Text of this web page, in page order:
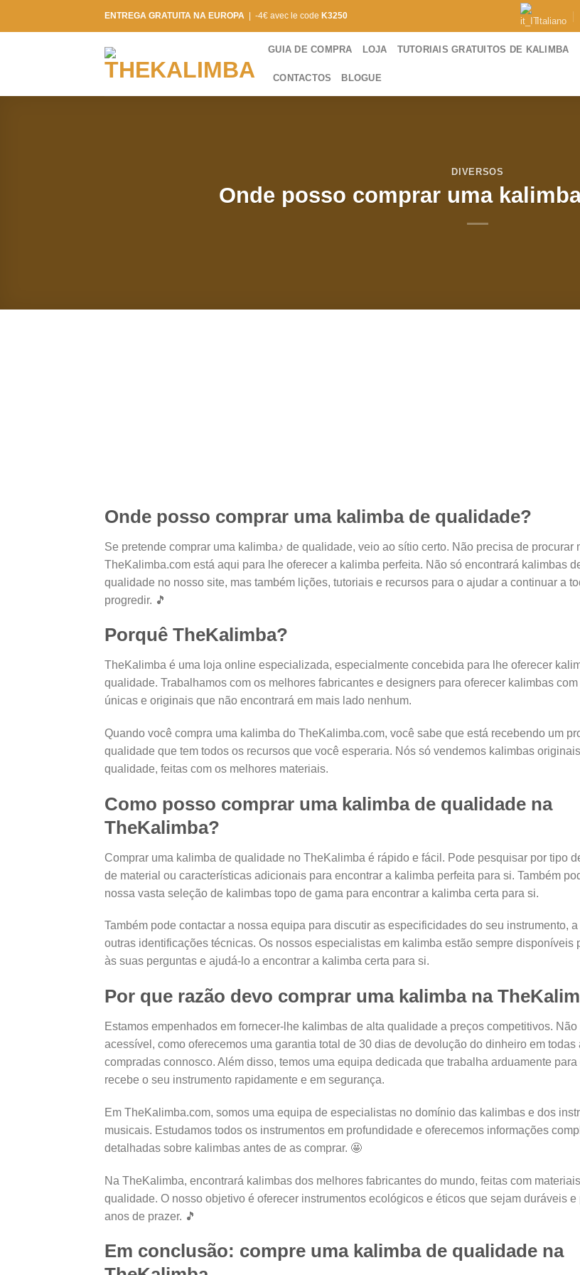
ENTREGA GRATUITA NA EUROPA | -4€ avec le code K3250 Italiano
GUIA DE COMPRA LOJA TUTORIAIS GRATUITOS DE KALIMBA
CONTACTOS BLOGUE
DIVERSOS
Onde posso comprar uma
Onde posso comprar uma kalimba de qualidade?
Se pretende comprar uma kalimba♪ de qualidade, veio ao sítio certo. Não precisa de procurar
TheKalimba.com está aqui para lhe oferecer a kalimba perfeita. Não só encontrará kalimbas
qualidade no nosso site, mas também lições, tutoriais e recursos para o ajudar a continuar a
progredir. 🎵
Porquê TheKalimba?
TheKalimba é uma loja online especializada, especialmente concebida para lhe oferecer
qualidade. Trabalhamos com os melhores fabricantes e designers para oferecer kalimbas
únicas e originais que não encontrará em mais lado nenhum.
Quando você compra uma kalimba do TheKalimba.com, você sabe que está recebendo um
qualidade que tem todos os recursos que você esperaria. Nós só vendemos kalimbas
qualidade, feitas com os melhores materiais.
Como posso comprar uma kalimba de qualidade na
TheKalimba?
Comprar uma kalimba de qualidade no TheKalimba é rápido e fácil. Pode pesquisar por tipo
de material ou características adicionais para encontrar a kalimba perfeita para si. Também
nossa vasta seleção de kalimbas topo de gama para encontrar a kalimba certa para si.
Também pode contactar a nossa equipa para discutir as especificidades do seu instrumento,
outras identificações técnicas. Os nossos especialistas em kalimba estão sempre disponíveis
às suas perguntas e ajudá-lo a encontrar a kalimba certa para si.
Por que razão devo comprar uma kalimba na
Estamos empenhados em fornecer-lhe kalimbas de alta qualidade a preços competitivos. Não
acessível, como oferecemos uma garantia total de 30 dias de devolução do dinheiro em todas
compradas connosco. Além disso, temos uma equipa dedicada que trabalha arduamente para
recebe o seu instrumento rapidamente e em segurança.
Em TheKalimba.com, somos uma equipa de especialistas no domínio das kalimbas e dos
musicais. Estudamos todos os instrumentos em profundidade e oferecemos informações
detalhadas sobre kalimbas antes de as comprar. 🤩
Na TheKalimba, encontrará kalimbas dos melhores fabricantes do mundo, feitas com
qualidade. O nosso objetivo é oferecer instrumentos ecológicos e éticos que sejam duráveis
anos de prazer. 🎵
Em conclusão: compre uma kalimba de qualidade na